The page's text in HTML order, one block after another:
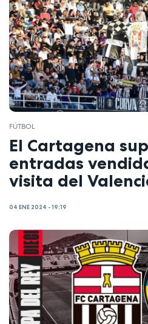
FÚTBOL
El Cartagena
entradas
visita del
04 ENE 2024 - 19:19